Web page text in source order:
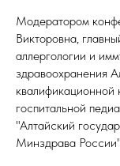
Модератором
Викторовна,
аллергологии и
здравоохранения
квалификационной
госпитальной
"Алтайский
Минздрава